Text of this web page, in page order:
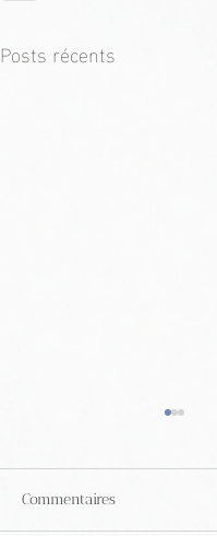
Posts récents
Commentaires